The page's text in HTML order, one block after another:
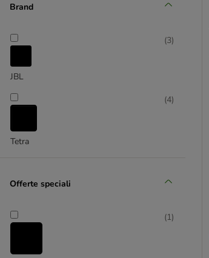
Brand
JBL
(3)
Tetra
(4)
Offerte speciali
(1)